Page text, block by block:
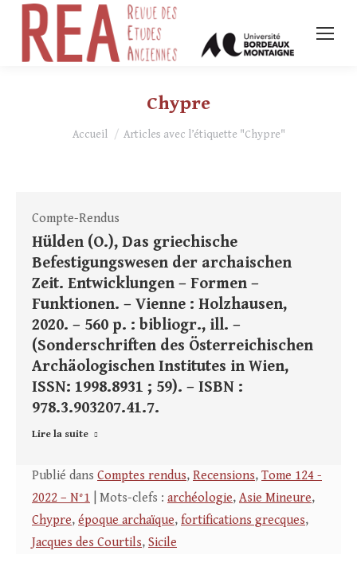
Chypre
Vous êtes ici :
Accueil Articles avec l’étiquette "Chypre"
Compte-Rendus
Hülden (O.), Das griechische
Befestigungswesen der archaischen
Zeit. Entwicklungen – Formen –
Funktionen. – Vienne : Holzhausen,
2020. – 560 p. : bibliogr., ill. –
(Sonderschriften des Österreichischen
Archäologischen Institutes in Wien,
ISSN: 1998.8931 ; 59). – ISBN :
978.3.903207.41.7.
Lire la suite
Publié dans Comptes rendus, Recensions, Tome 124 -
2022 – N°1 | Mots-clefs : archéologie, Asie Mineure,
Chypre, époque archaïque, fortifications grecques,
Jacques des Courtils, Sicile